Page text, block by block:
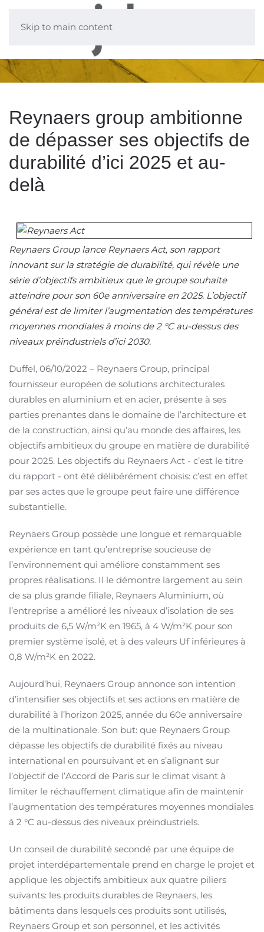
Skip to main content
Reynaers group ambitionne
de dépasser ses objectifs de
durabilité d’ici 2025 et au-
delà
Reynaers Group lance Reynaers Act, son rapport
innovant sur la stratégie de durabilité, qui révèle une
série d’objectifs ambitieux que le groupe souhaite
atteindre pour son 60e anniversaire en 2025. L’objectif
général est de limiter l’augmentation des températures
moyennes mondiales à moins de 2 °C au-dessus des
niveaux préindustriels d’ici 2030.
Duffel, 06/10/2022 – Reynaers Group, principal
fournisseur européen de solutions architecturales
durables en aluminium et en acier, présente à ses
parties prenantes dans le domaine de l’architecture et
de la construction, ainsi qu’au monde des affaires, les
objectifs ambitieux du groupe en matière de durabilité
pour 2025. Les objectifs du Reynaers Act - c’est le titre
du rapport - ont été délibérément choisis: c’est en effet
par ses actes que le groupe peut faire une différence
substantielle.
Reynaers Group possède une longue et remarquable
expérience en tant qu’entreprise soucieuse de
l’environnement qui améliore constamment ses
propres réalisations. Il le démontre largement au sein
de sa plus grande filiale, Reynaers Aluminium, où
l’entreprise a amélioré les niveaux d’isolation de ses
produits de 6,5 W/m²K en 1965, à 4 W/m²K pour son
premier système isolé, et à des valeurs Uf inférieures à
0,8 W/m²K en 2022.
Aujourd’hui, Reynaers Group annonce son intention
d’intensifier ses objectifs et ses actions en matière de
durabilité à l’horizon 2025, année du 60e anniversaire
de la multinationale. Son but: que Reynaers Group
dépasse les objectifs de durabilité fixés au niveau
international en poursuivant et en s’alignant sur
l’objectif de l’Accord de Paris sur le climat visant à
limiter le réchauffement climatique afin de maintenir
l’augmentation des températures moyennes mondiales
à 2 °C au-dessus des niveaux préindustriels.
Un conseil de durabilité secondé par une équipe de
projet interdépartementale prend en charge le projet et
applique les objectifs ambitieux aux quatre piliers
suivants: les produits durables de Reynaers, les
bâtiments dans lesquels ces produits sont utilisés,
Reynaers Group et son personnel, et les activités